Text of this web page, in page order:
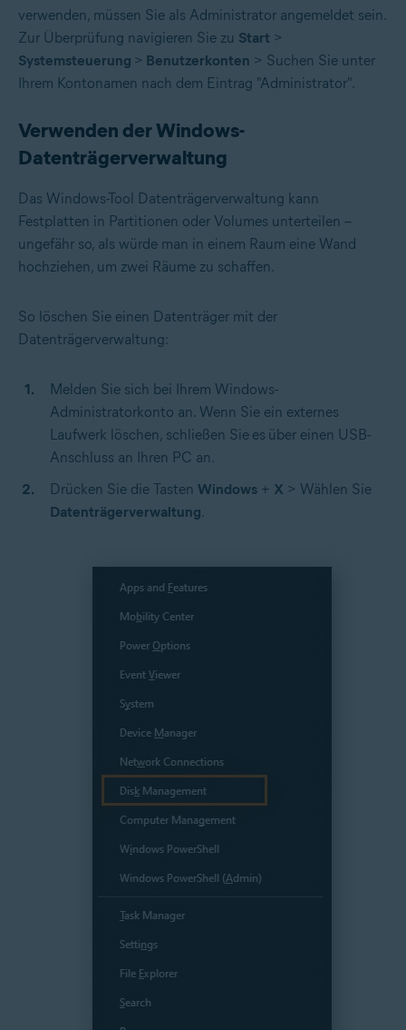
verwenden, müssen Sie als Administrator angemeldet sein.
Zur Überprüfung navigieren Sie zu Start >
Systemsteuerung > Benutzerkonten > Suchen Sie unter
Ihrem Kontonamen nach dem Eintrag "Administrator".
Verwenden der Windows-
Datenträgerverwaltung
Das Windows-Tool Datenträgerverwaltung kann
Festplatten in Partitionen oder Volumes unterteilen –
ungefähr so, als würde man in einem Raum eine Wand
hochziehen, um zwei Räume zu schaffen.
So löschen Sie einen Datenträger mit der
Datenträgerverwaltung:
Melden Sie sich bei Ihrem Windows-
Administratorkonto an. Wenn Sie ein externes
Laufwerk löschen, schließen Sie es über einen USB-
Anschluss an Ihren PC an.
Drücken Sie die Tasten Windows + X > Wählen Sie
Datenträgerverwaltung.